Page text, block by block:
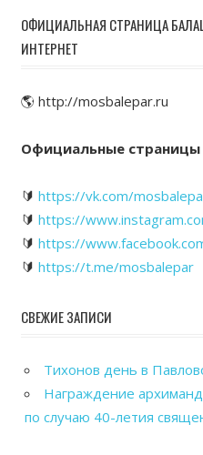
ОФИЦИАЛЬНАЯ СТРАНИЦА
ИНТЕРНЕТ
🌎 http://mosbalepar.ru
Официальные страницы
🔰 https://vk.com/
🔰 https://
🔰 https://
🔰 https://t.me/mosbalepar
СВЕЖИЕ ЗАПИСИ
Тихонов день в
Награждение
по случаю 40-летия